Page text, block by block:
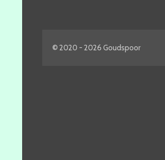
© 2020 - 2026 Goudspoor